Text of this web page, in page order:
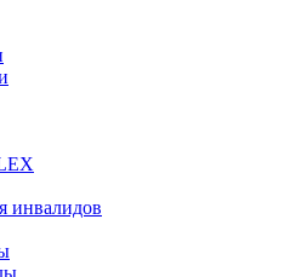
инвалидов